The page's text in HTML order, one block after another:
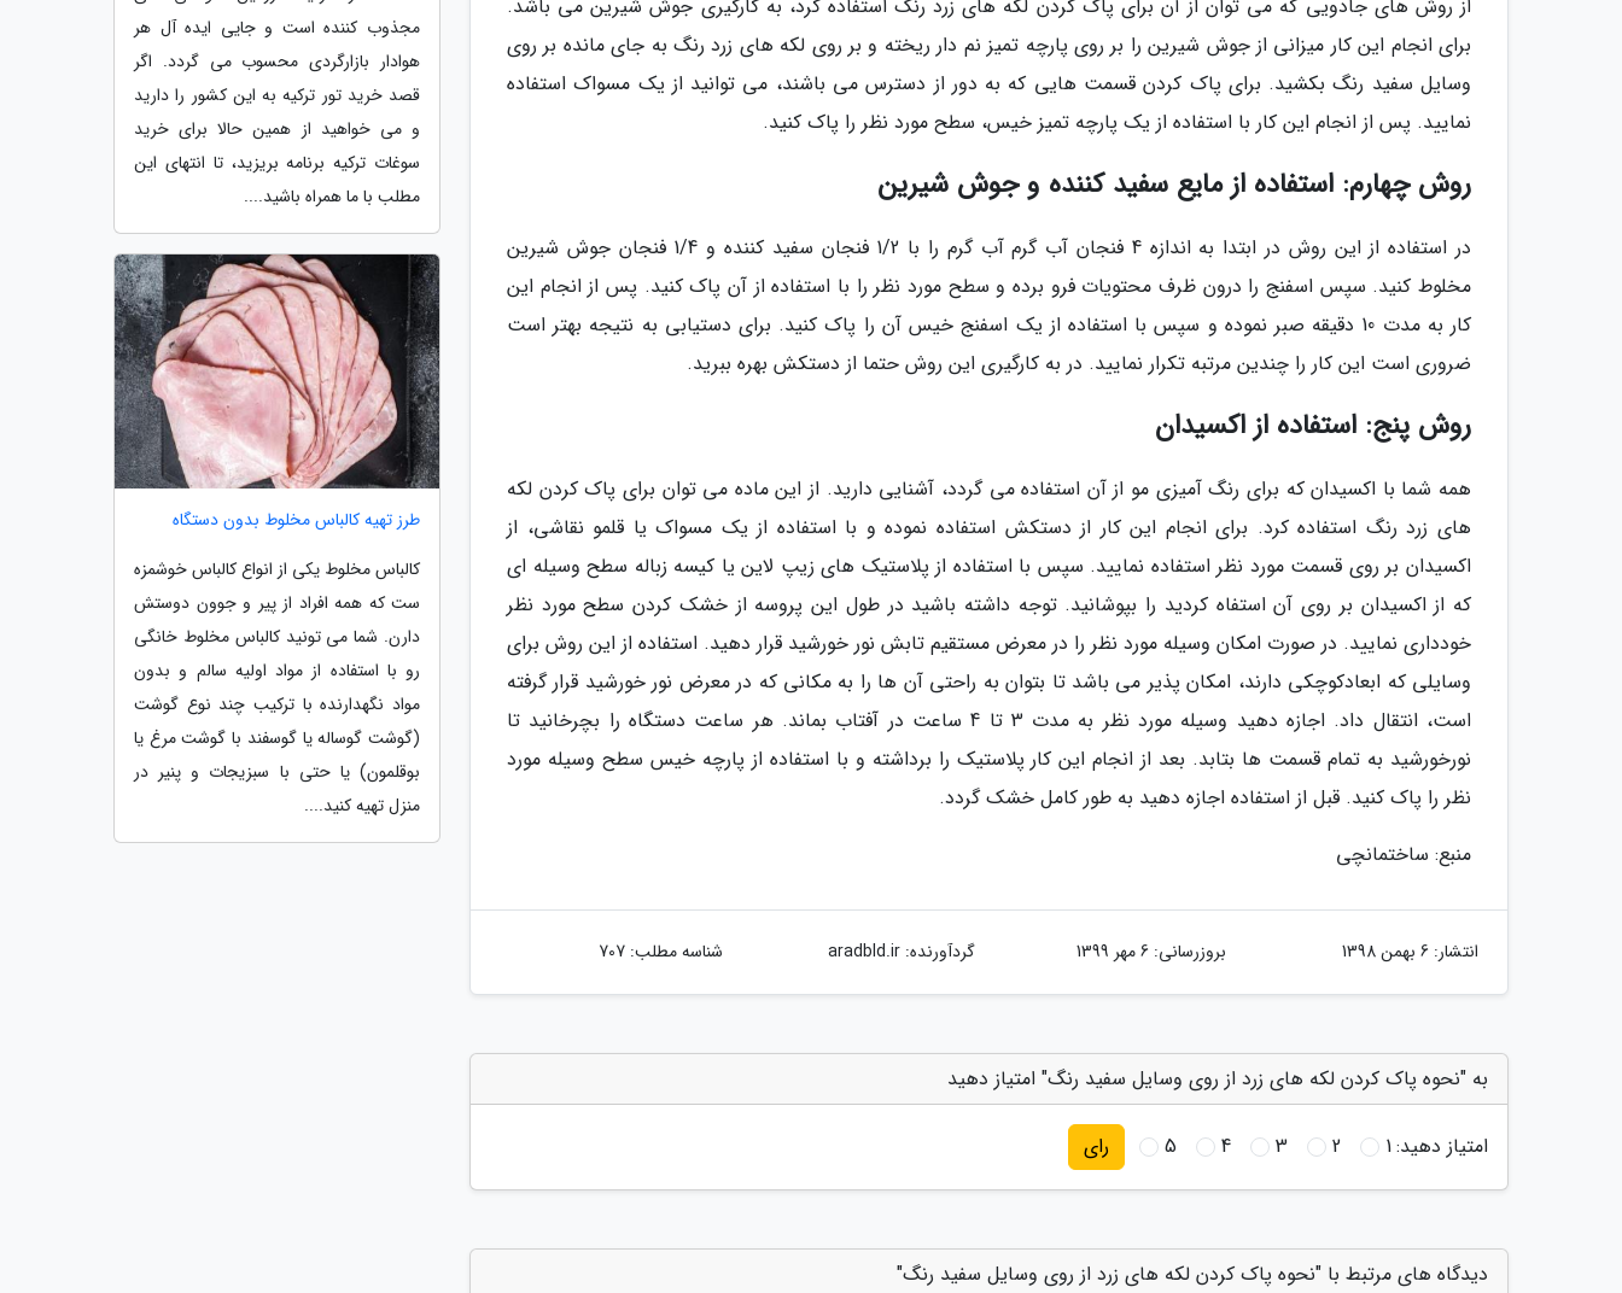
از روش های جادویی که می توان از آن برای پاک کردن لکه های زرد رنگ استفاده کرد، به کارگیری جوش شیرین می باشد.
برای انجام این کار میزانی از جوش شیرین را بر روی پارچه تمیز نم دار ریخته و بر روی لکه های زرد رنگ به جای مانده بر روی
وسایل سفید رنگ بکشید. برای پاک کردن قسمت هایی که به دور از دسترس می باشند، می توانید از یک مسواک استفاده
نمایید. پس از انجام این کار با استفاده از یک پارچه تمیز خیس، سطح مورد نظر را پاک کنید.
روش چهارم: استفاده از مایع سفید کننده و جوش شیرین
در استفاده از این روش در ابتدا به اندازه 4 فنجان آب گرم آب گرم را با 1/2 فنجان سفید کننده و 1/4 فنجان جوش شیرین
مخلوط کنید. سپس اسفنج را درون ظرف محتویات فرو برده و سطح مورد نظر را با استفاده از آن پاک کنید. پس از انجام این
کار به مدت 10 دقیقه صبر نموده و سپس با استفاده از یک اسفنج خیس آن را پاک کنید. برای دستیابی به نتیجه بهتر است
ضروری است این کار را چندین مرتبه تکرار نمایید. در به کارگیری این روش حتما از دستکش بهره ببرید.
روش پنج: استفاده از اکسیدان
همه شما با اکسیدان که برای رنگ آمیزی مو از آن استفاده می گردد، آشنایی دارید. از این ماده می توان برای پاک کردن لکه
های زرد رنگ استفاده کرد. برای انجام این کار از دستکش استفاده نموده و با استفاده از یک مسواک یا قلمو نقاشی، از
اکسیدان بر روی قسمت مورد نظر استفاده نمایید. سپس با استفاده از پلاستیک های زیپ لاین یا کیسه زباله سطح وسیله ای
که از اکسیدان بر روی آن استفاه کردید را بپوشانید. توجه داشته باشید در طول این پروسه از خشک کردن سطح مورد نظر
خودداری نمایید. در صورت امکان وسیله مورد نظر را در معرض مستقیم تابش نور خورشید قرار دهید. استفاده از این روش برای
وسایلی که ابعادکوچکی دارند، امکان پذیر می باشد تا بتوان به راحتی آن ها را به مکانی که در معرض نور خورشید قرار گرفته
است، انتقال داد. اجازه دهید وسیله مورد نظر به مدت 3 تا 4 ساعت در آفتاب بماند. هر ساعت دستگاه را بچرخانید تا
نورخورشید به تمام قسمت ها بتابد. بعد از انجام این کار پلاستیک را برداشته و با استفاده از پارچه خیس سطح وسیله مورد
نظر را پاک کنید. قبل از استفاده اجازه دهید به طور کامل خشک گردد.
منبع: ساختمانچی
انتشار: 6 بهمن 1398 بروزرسانی: 6 مهر 1399 گردآورنده:aradbld.ir شناسه مطلب: 707
به "نحوه پاک کردن لکه های زرد از روی وسایل سفید رنگ" امتیاز دهید
امتیاز دهید:1
2
3
4
5 رای
دیدگاه های مرتبط با "نحوه پاک کردن لکه های زرد از روی وسایل سفید رنگ"
مجذوب کننده است و جایی ایده آل هر
هوادار بازارگردی محسوب می گردد. اگر
قصد خرید تور ترکیه به این کشور را دارید
و می خواهید از همین حالا برای خرید
سوغات ترکیه برنامه بریزید، تا انتهای این
مطلب با ما همراه باشید....
طرز تهیه کالباس مخلوط بدون دستگاه
کالباس مخلوط یکی از انواع کالباس خوشمزه
ست که همه افراد از پیر و جوون دوستش
دارن. شما می تونید کالباس مخلوط خانگی
رو با استفاده از مواد اولیه سالم و بدون
مواد نگهدارنده با ترکیب چند نوع گوشت
(گوشت گوساله یا گوسفند با گوشت مرغ یا
بوقلمون) یا حتی با سبزیجات و پنیر در
منزل تهیه کنید....